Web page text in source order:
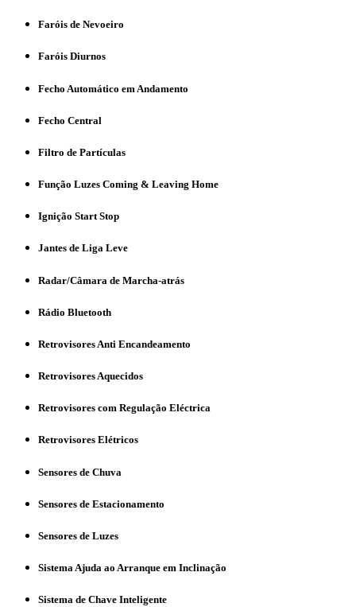
Faróis de Nevoeiro
Faróis Diurnos
Fecho Automático em Andamento
Fecho Central
Filtro de Partículas
Função Luzes Coming & Leaving Home
Ignição Start Stop
Jantes de Liga Leve
Radar/Câmara de Marcha-atrás
Rádio Bluetooth
Retrovisores Anti Encandeamento
Retrovisores Aquecidos
Retrovisores com Regulação Eléctrica
Retrovisores Elétricos
Sensores de Chuva
Sensores de Estacionamento
Sensores de Luzes
Sistema Ajuda ao Arranque em Inclinação
Sistema de Chave Inteligente